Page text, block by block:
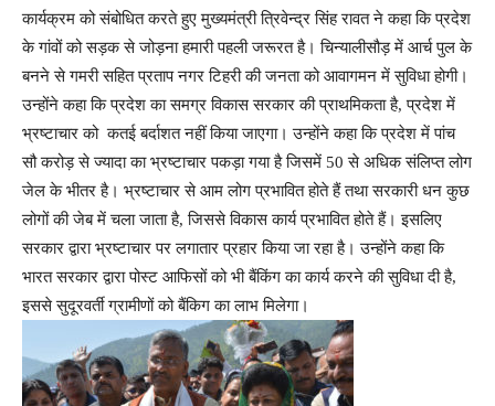
कार्यक्रम को संबोधित करते हुए मुख्यमंत्री त्रिवेन्द्र सिंह रावत ने कहा कि प्रदेश
के गांवों को सड़क से जोड़ना हमारी पहली जरूरत है। चिन्यालीसौड़ में आर्च पुल के
बनने से गमरी सहित प्रताप नगर टिहरी की जनता को आवागमन में सुविधा होगी।
उन्होंने कहा कि प्रदेश का समग्र विकास सरकार की प्राथमिकता है, प्रदेश में
भ्रष्टाचार को कतई बर्दाशत नहीं किया जाएगा। उन्होंने कहा कि प्रदेश में पांच
सौ करोड़ से ज्यादा का भ्रष्टाचार पकड़ा गया है जिसमें 50 से अधिक संलिप्त लोग
जेल के भीतर है। भ्रष्टाचार से आम लोग प्रभावित होते हैं तथा सरकारी धन कुछ
लोगों की जेब में चला जाता है, जिससे विकास कार्य प्रभावित होते हैं। इसलिए
सरकार द्वारा भ्रष्टाचार पर लगातार प्रहार किया जा रहा है। उन्होंने कहा कि
भारत सरकार द्वारा पोस्ट आफिसों को भी बैंकिंग का कार्य करने की सुविधा दी है,
इससे सुदूरवर्ती ग्रामीणों को बैंकिग का लाभ मिलेगा।